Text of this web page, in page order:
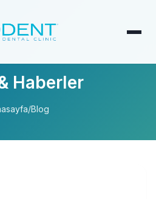
Haberler
/Blog